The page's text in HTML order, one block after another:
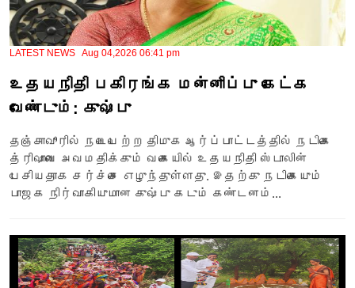
LATEST NEWS Aug 04,2026 06:41 pm
உதயநிதி பகிரங்க மன்னிப்பு கேட்க
வேண்டும்: குஷ்பு
தஞ்சாவூரில் நடைபெற்ற திமுக ஆர்ப்பாட்டத்தில் நடிகை
த்ரிஷாவை அவமதிக்கும் வகையில் உதயநிதி ஸ்டாலின்
பேசியதாக சர்ச்சை எழுந்துள்ளது. இதற்கு நடிகையும்
பாஜக நிர்வாகியுமான குஷ்பு கடும் கண்டனம்...